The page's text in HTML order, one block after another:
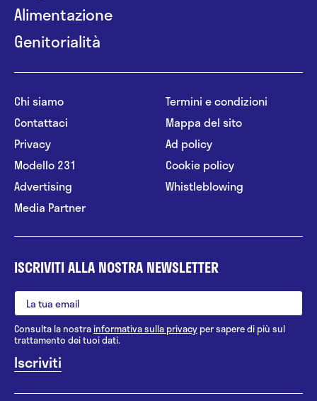
Alimentazione
Genitorialità
Chi siamo
Contattaci
Privacy
Modello 231
Advertising
Media Partner
Termini e condizioni
Mappa del sito
Ad policy
Cookie policy
Whistleblowing
ISCRIVITI ALLA NOSTRA NEWSLETTER
Consulta la nostrainformativa sulla privacy per sapere di più sul
trattamento dei tuoi dati.